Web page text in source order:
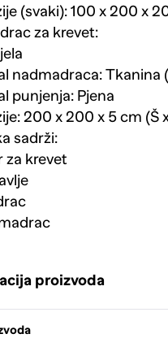
(svaki): 100 x 200 x
za krevet:
nadmadraca: Tkanina
punjenja: Pjena
200 x 200 x 5 cm (Š
sadrži:
za krevet
proizvoda